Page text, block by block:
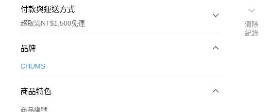
付款與運送方式
超取滿NT$1,500免運
付款方式
信用卡一次付款
品牌
CHUMS
商品特色
商品編號
清除
紀錄